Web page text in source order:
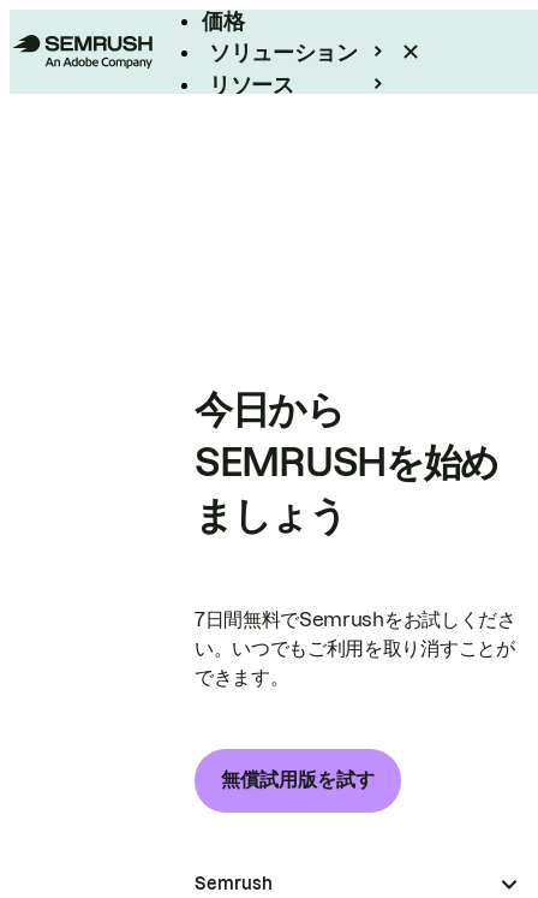
価格
ソリューション
リソース
今日から
SEMRUSHを始め
ましょう
7日間無料でSemrushをお試しくださ
い。いつでもご利用を取り消すことが
できます。
無償試用版を試す
Semrush